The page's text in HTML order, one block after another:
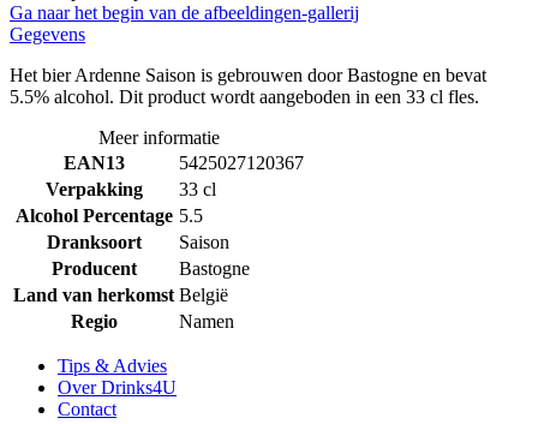
Ga naar het begin van de afbeeldingen-gallerij
Gegevens
Het bier Ardenne Saison is gebrouwen door Bastogne en bevat
5.5% alcohol. Dit product wordt aangeboden in een 33 cl fles.
Meer informatie
EAN13
5425027120367
Verpakking
33 cl
Alcohol Percentage 5.5
Dranksoort
Saison
Producent
Bastogne
Land van herkomst België
Regio
Namen
Tips & Advies
Over Drinks4U
Contact